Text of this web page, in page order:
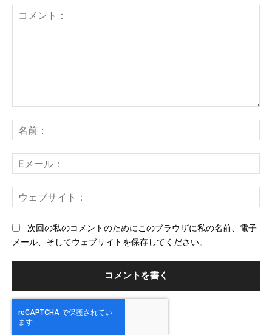
ン
ト：
前
メ
ー
ェ
次回の私のコメントのためにこのブラウザに私の名前、電子
メール、そしてウェブサイトを保存してください。